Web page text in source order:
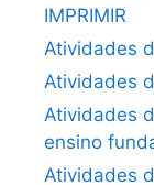
IMPRIMIR
Atividades
Atividades
Atividades
ensino
Atividades